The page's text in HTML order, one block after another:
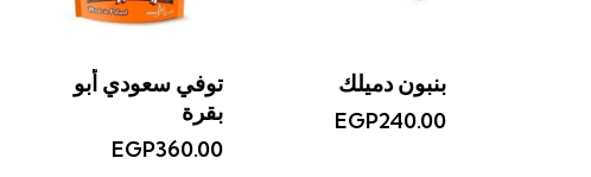
بنبون دميلك
EGP240.00
توفي سعودي أبو
بقرة
EGP360.00